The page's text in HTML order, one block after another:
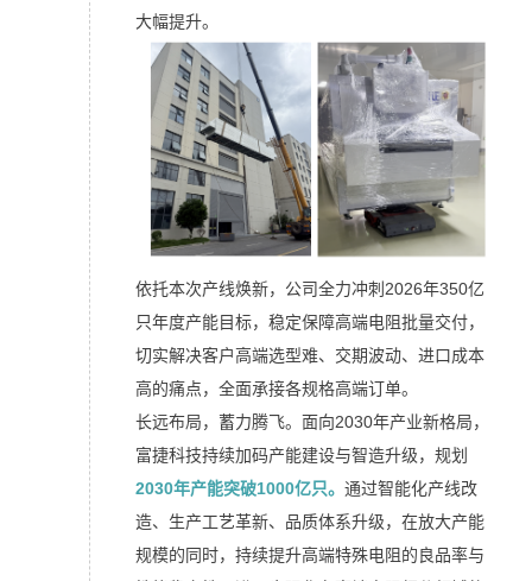
大幅提升。
依托本次产线焕新，公司全力冲刺2026年350亿
只年度产能目标，稳定保障高端电阻批量交付，
切实解决客户高端选型难、交期波动、进口成本
高的痛点，全面承接各规格高端订单。
长远布局，蓄力腾飞。面向2030年产业新格局，
富捷科技持续加码产能建设与智造升级，规划
2030年产能突破1000亿只。通过智能化产线改
造、生产工艺革新、品质体系升级，在放大产能
规模的同时，持续提升高端特殊电阻的良品率与